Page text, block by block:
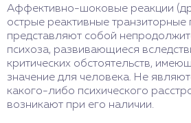
Аффективно-шоковые реакции
острые реактивные транзиторные
представляют собой
психоза, развивающиеся
критических обстоятельств,
значение для человека. Не
какого-либо психического
возникают при его наличии.